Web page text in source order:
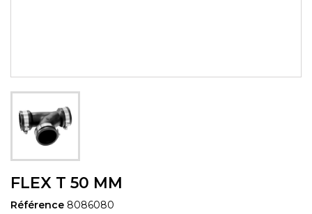
FLEX T 50 MM
Référence 8086080